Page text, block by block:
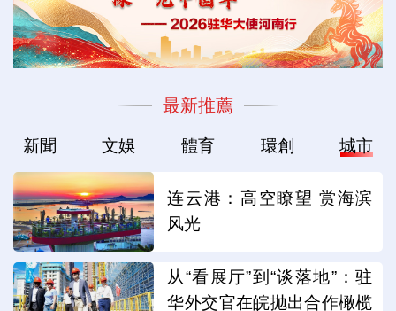
最新推薦
新聞 文娛 體育 環創 城市
连云港：高空瞭望 赏海滨
风光
从“看展厅”到“谈落地”：驻
华外交官在皖抛出合作橄榄